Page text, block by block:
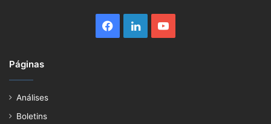
Facebook
LinkedinYouTube
Páginas
Análises
Boletins